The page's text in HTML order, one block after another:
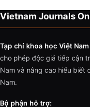
Vietnam Journals
Tạp chí khoa học Việt
cho phép độc giả tiếp cận
Nam và nâng cao hiểu biết
Nam.
Bộ phận hỗ trợ: